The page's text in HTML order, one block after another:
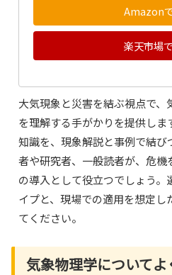
Amazon
楽天市場
大気現象と災害を結ぶ視点で、
を理解する手がかりを提供し
知識を、現象解説と事例で結び
者や研究者、一般読者が、危
の導入として役立つでしょう。
イプと、現場での適用を想定
てください。
気象物理学についてよ